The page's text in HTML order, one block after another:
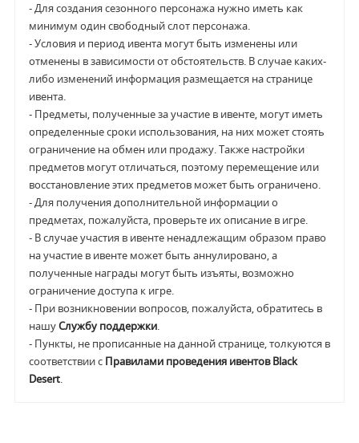
- Для создания сезонного персонажа нужно иметь как
минимум один свободный слот персонажа.
- Условия и период ивента могут быть изменены или
отменены в зависимости от обстоятельств. В случае каких-
либо изменений информация размещается на странице
ивента.
- Предметы, полученные за участие в ивенте, могут иметь
определенные сроки использования, на них может стоять
ограничение на обмен или продажу. Также настройки
предметов могут отличаться, поэтому перемещение или
восстановление этих предметов может быть ограничено.
- Для получения дополнительной информации о
предметах, пожалуйста, проверьте их описание в игре.
- В случае участия в ивенте ненадлежащим образом право
на участие в ивенте может быть аннулировано, а
полученные награды могут быть изъяты, возможно
ограничение доступа к игре.
- При возникновении вопросов, пожалуйста, обратитесь в
нашуСлужбу поддержки.
- Пункты, не прописанные на данной странице, толкуются в
соответствии с Правилами проведения ивентов Black
Desert.